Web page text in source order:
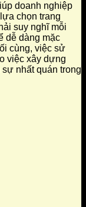
doanh nghiệp
chọn trang
suy nghĩ mỗi
dễ dàng mặc
cùng, việc sử
việc xây dựng
nhất quán trong